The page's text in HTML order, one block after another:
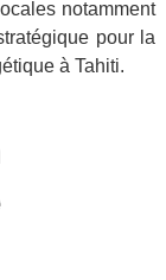
notamment
pour la
à Tahiti.